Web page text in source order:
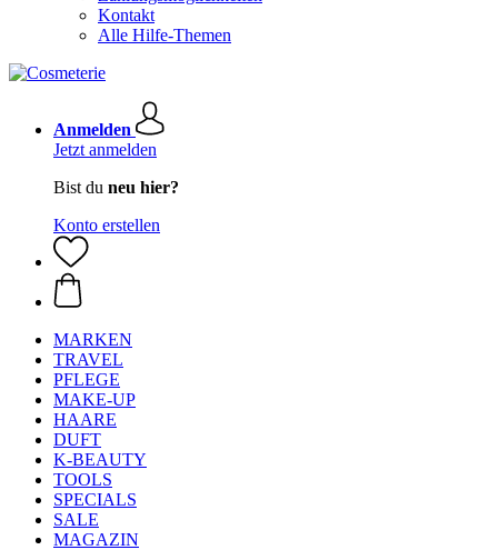
Kontakt
Alle Hilfe-Themen
Anmelden
Jetzt anmelden
Bist du neu hier?
Konto erstellen
MARKEN
TRAVEL
PFLEGE
MAKE-UP
HAARE
DUFT
K-BEAUTY
TOOLS
SPECIALS
SALE
MAGAZIN